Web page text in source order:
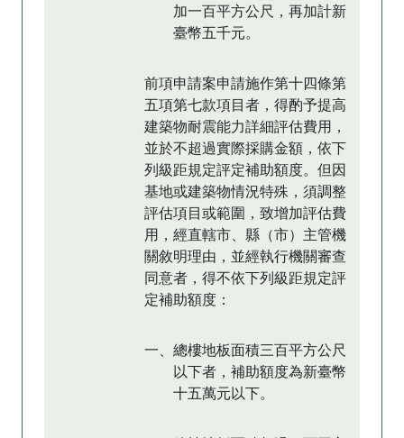
加一百平方公尺，再加計新
臺幣五千元。
前項申請案申請施作第十四條第
五項第七款項目者，得酌予提高
建築物耐震能力詳細評估費用，
並於不超過實際採購金額，依下
列級距規定評定補助額度。但因
基地或建築物情況特殊，須調整
評估項目或範圍，致增加評估費
用，經直轄市、縣（市）主管機
關敘明理由，並經執行機關審查
同意者，得不依下列級距規定評
定補助額度：
一、總樓地板面積三百平方公尺
以下者，補助額度為新臺幣
十五萬元以下。